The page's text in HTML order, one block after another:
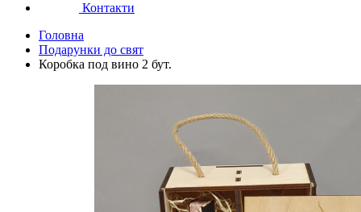
Контакти
Головна
Подарунки до свят
Коробка под вино 2 бут.